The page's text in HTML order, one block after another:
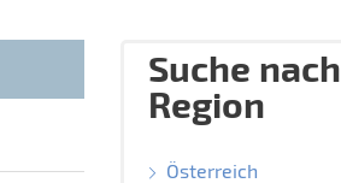
Suche nach
Region
Österreich